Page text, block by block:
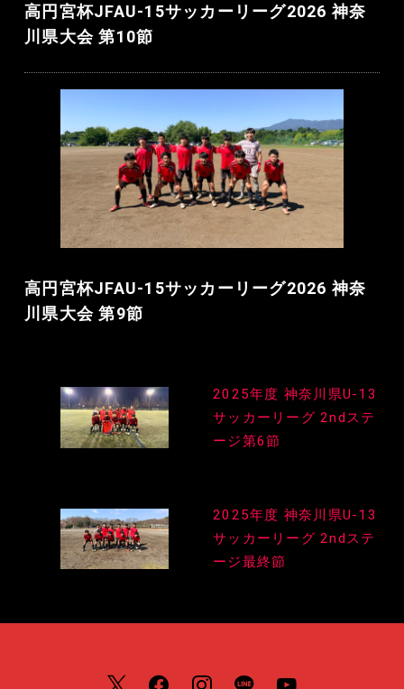
高円宮杯JFAU-15サッカーリーグ2026 神奈
川県大会 第10節
高円宮杯JFAU-15サッカーリーグ2026 神奈
川県大会 第9節
2025年度 神奈川県U-13
サッカーリーグ 2ndステ
ージ第6節
2025年度 神奈川県U-13
サッカーリーグ 2ndステ
ージ最終節